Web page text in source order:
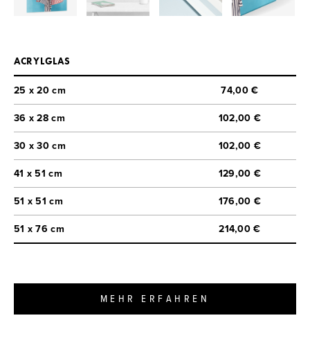
ACRYLGLAS
25 x 20 cm 74,00 €
36 x 28 cm 102,00 €
30 x 30 cm 102,00 €
41 x 51 cm 129,00 €
51 x 51 cm 176,00 €
51 x 76 cm 214,00 €
MEHR ERFAHREN